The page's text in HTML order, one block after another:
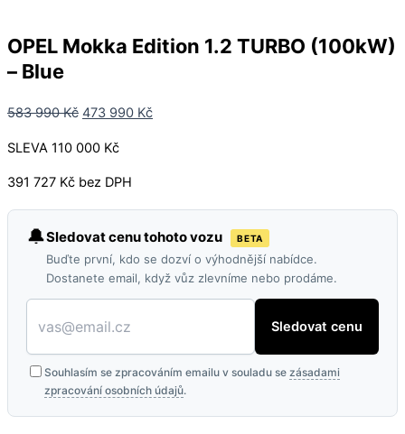
OPEL Mokka Edition 1.2 TURBO (100kW)
– Blue
583 990Kč 473 990 Kč
SLEVA 110 000 Kč
391 727 Kč bez DPH
🔔Sledovat cenu tohoto vozu BETA
Buďte první, kdo se dozví o výhodnější nabídce.
Dostanete email, když vůz zlevníme nebo prodáme.
Sledovat cenu
Souhlasím se zpracováním emailu v souladu se zásadami
zpracování osobních údajů.